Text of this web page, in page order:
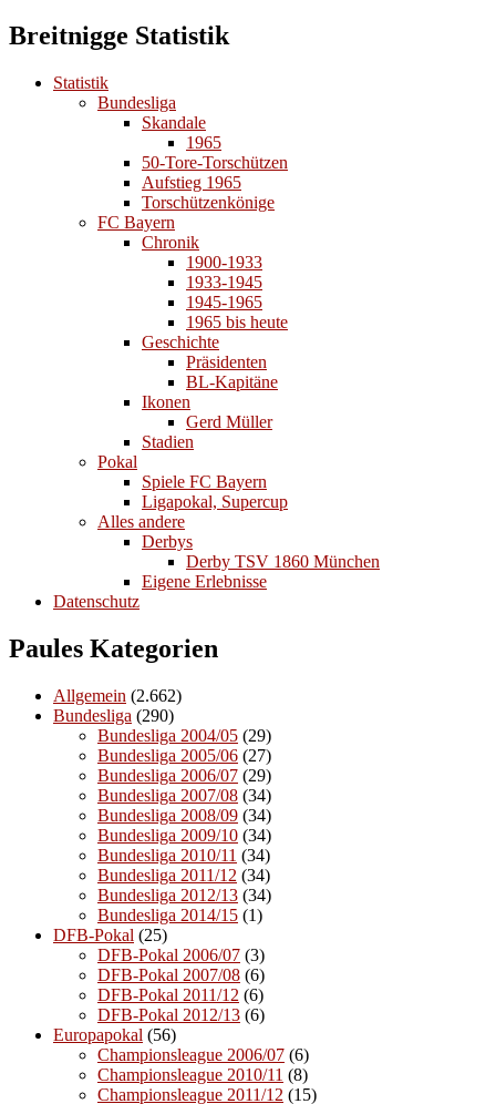
Breitnigge Statistik
Statistik
Bundesliga
Skandale
1965
50-Tore-Torschützen
Aufstieg 1965
Torschützenkönige
FC Bayern
Chronik
1900-1933
1933-1945
1945-1965
1965 bis heute
Geschichte
Präsidenten
BL-Kapitäne
Ikonen
Gerd Müller
Stadien
Pokal
Spiele FC Bayern
Ligapokal, Supercup
Alles andere
Derbys
Derby TSV 1860 München
Eigene Erlebnisse
Datenschutz
Paules Kategorien
Allgemein (2.662)
Bundesliga (290)
Bundesliga 2004/05 (29)
Bundesliga 2005/06 (27)
Bundesliga 2006/07 (29)
Bundesliga 2007/08 (34)
Bundesliga 2008/09 (34)
Bundesliga 2009/10 (34)
Bundesliga 2010/11 (34)
Bundesliga 2011/12 (34)
Bundesliga 2012/13 (34)
Bundesliga 2014/15 (1)
DFB-Pokal (25)
DFB-Pokal 2006/07 (3)
DFB-Pokal 2007/08 (6)
DFB-Pokal 2011/12 (6)
DFB-Pokal 2012/13 (6)
Europapokal (56)
Championsleague 2006/07 (6)
Championsleague 2010/11 (8)
Championsleague 2011/12 (15)